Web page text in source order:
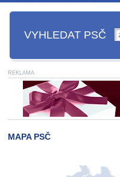
VYHLEDAT PSČ
REKLAMA
MAPA PSČ